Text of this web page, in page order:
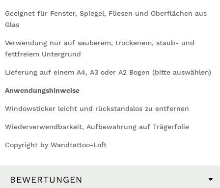
Geeignet für Fenster, Spiegel, Fliesen und Oberflächen aus
Glas
Verwendung nur auf sauberem, trockenem, staub- und
fettfreiem Untergrund
Lieferung auf einem A4, A3 oder A2 Bogen (bitte auswählen)
Anwendungshinweise
Windowsticker leicht und rückstandslos zu entfernen
Wiederverwendbarkeit, Aufbewahrung auf Trägerfolie
Copyright by Wandtattoo-Loft
BEWERTUNGEN